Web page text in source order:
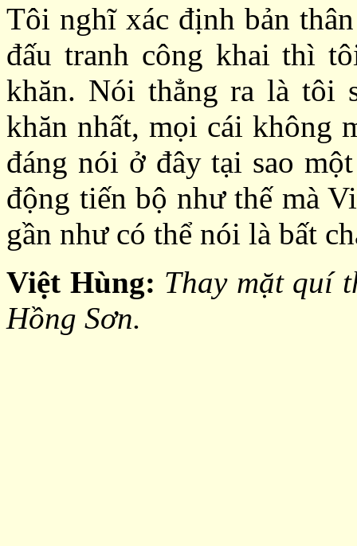
Tôi nghĩ xác định bản
đấu tranh công khai thì
khăn. Nói thẳng ra là tôi
khăn nhất, mọi cái không
đáng nói ở đây tại sao
động tiến bộ như thế mà
gần như có thể nói là bất
Việt Hùng: Thay mặt quí
Hồng Sơn.